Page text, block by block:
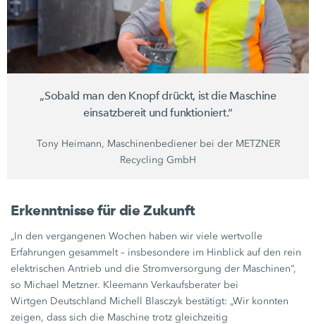
„Sobald man den Knopf drückt, ist die Maschine
einsatzbereit und funktioniert.“
Tony Heimann, Maschinenbediener bei der METZNER
Recycling GmbH
Erkenntnisse für die Zukunft
„In den vergangenen Wochen haben wir viele wertvolle
Erfahrungen gesammelt – insbesondere im Hinblick auf den rein
elektrischen Antrieb und die Stromversorgung der Maschinen“,
so Michael Metzner. Kleemann Verkaufsberater bei
Wirtgen Deutschland Michell Blasczyk bestätigt: „Wir konnten
zeigen, dass sich die Maschine trotz gleichzeitig